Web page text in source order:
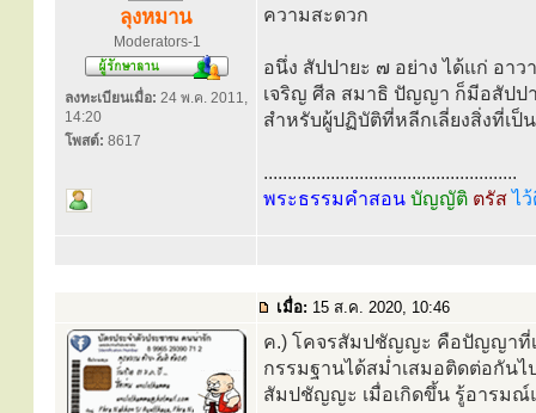
ลุงหมาน
Moderators-1
ลงทะเบียนเมื่อ: 24 พ.ค. 2011,
14:20
โพสต์: 8617
ความสะดวก
อนึ่ง สัปปายะ ๗ อย่าง ได้แก่ อา
เจริญ ศีล สมาธิ ปัญญา ก็มีอสัปป
สำหรับผู้ปฏิบัติที่หลีกเลี่ยงสิ่งที่เป็
.....................................................
พระธรรมคำสอน บัญญัติ ตรัสไ
เมื่อ: 15 ส.ค. 2020, 10:46
ค.) โคจรสัมปชัญญะ คือปัญญาที่
กรรมฐานได้สม่ำเสมอติดต่อกัน
สัมปชัญญะ เมื่อเกิดขึ้น รู้อารมณ์